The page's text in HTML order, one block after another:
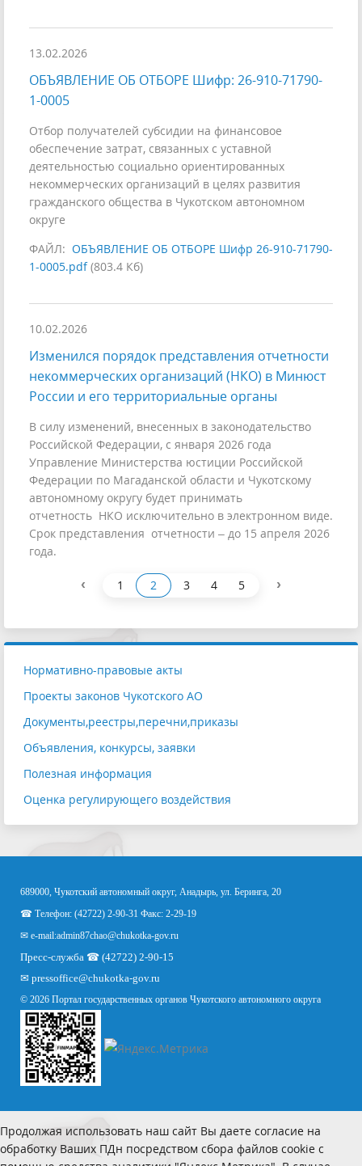
13.02.2026
ОБЪЯВЛЕНИЕ ОБ ОТБОРЕ Шифр: 26-910-71790-
1-0005
Отбор получателей субсидии на финансовое
обеспечение затрат, связанных с уставной
деятельностью социально ориентированных
некоммерческих организаций в целях развития
гражданского общества в Чукотском автономном
округе
ФАЙЛ: ОБЪЯВЛЕНИЕ ОБ ОТБОРЕ Шифр 26-910-71790-
1-0005.pdf(803.4 Кб)
10.02.2026
Изменился порядок представления отчетности
некоммерческих организаций (НКО) в Минюст
России и его территориальные органы
В силу изменений, внесенных в законодательство
Российской Федерации, с января 2026 года
Управление Министерства юстиции Российской
Федерации по Магаданской области и Чукотскому
автономному округу будет принимать
отчетность НКО исключительно в электронном виде.
Срок представления отчетности – до 15 апреля 2026
года.
‹ 1 2 3 4 5 ›
Нормативно-правовые акты
Проекты законов Чукотского АО
Документы,реестры,перечни,приказы
Объявления, конкурсы, заявки
Полезная информация
Оценка регулирующего воздействия
689000, Чукотский автономный округ, Анадырь, ул. Беринга, 20
☎ Телефон: (42722) 2-90-31 Факс: 2-29-19
✉ e-mail:admin87chao@chukotka-gov.ru
Пресс-служба ☎ (42722) 2-90-15
✉ pressoffice@chukotka-gov.ru
© 2026 Портал государственных органов Чукотского автономного округа
Продолжая использовать наш сайт Вы даете согласие на
обработку Ваших ПДн посредством сбора файлов cookie с